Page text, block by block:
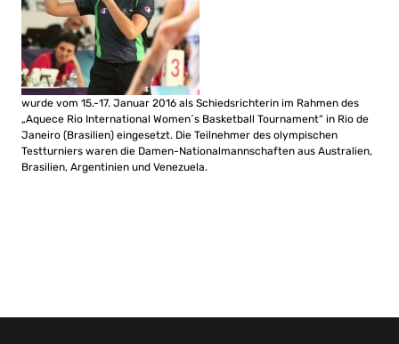
wurde vom 15.-17. Januar 2016 als Schiedsrichterin im Rahmen des
„Aquece Rio International Women´s Basketball Tournament“ in Rio de
Janeiro (Brasilien) eingesetzt. Die Teilnehmer des olympischen
Testturniers waren die Damen-Nationalmannschaften aus Australien,
Brasilien, Argentinien und Venezuela.